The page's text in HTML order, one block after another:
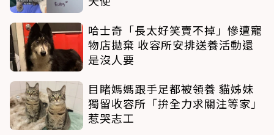
哈士奇「長太好笑賣不掉」慘遭寵
物店拋棄 收容所安排送養活動還
是沒人要
目睹媽媽跟手足都被領養 貓姊妹
獨留收容所「拚全力求關注等家」
惹哭志工